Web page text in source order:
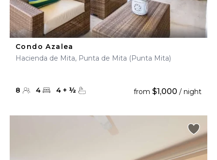
Condo Azalea
Hacienda de Mita, Punta de Mita (Punta Mita)
8 4 4 + ½ from $1,000 / night